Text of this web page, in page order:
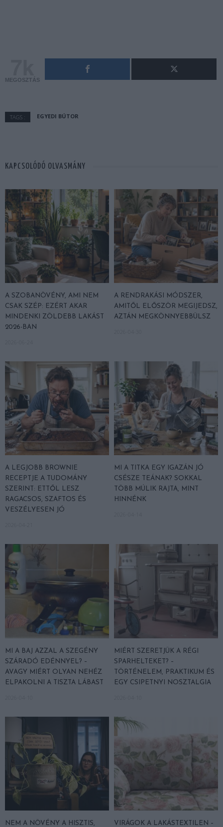
MEGOSZTÁS
TAGS : EGYEDI BÚTOR
KAPCSOLÓDÓ OLVASMÁNY
A SZOBANÖVÉNY, AMI NEM
CSAK SZÉP: EZÉRT AKAR
MINDENKI ZÖLDEBB LAKÁST
2026-BAN
A RENDRAKÁSI MÓDSZER,
AMITŐL ELŐSZÖR MEGIJEDSZ,
AZTÁN MEGKÖNNYEBBÜLSZ
A LEGJOBB BROWNIE
RECEPTJE A TUDOMÁNY
SZERINT: ETTŐL LESZ
RAGACSOS, SZAFTOS ÉS
VESZÉLYESEN JÓ
MI A TITKA EGY IGAZÁN JÓ
CSÉSZE TEÁNAK? SOKKAL
TÖBB MÚLIK RAJTA, MINT
HINNÉNK
MI A BAJ AZZAL A SZEGÉNY
SZÁRADÓ EDÉNNYEL? –
AVAGY MIÉRT OLYAN NEHÉZ
ELPAKOLNI A TISZTA LÁBAST
MIÉRT SZERETJÜK A RÉGI
SPARHELTEKET? –
TÖRTÉNELEM, PRAKTIKUM ÉS
EGY CSIPETNYI NOSZTALGIA
NEM A NÖVÉNY A HISZTIS, VIRÁGOK A LAKÁSTEXTILEN –